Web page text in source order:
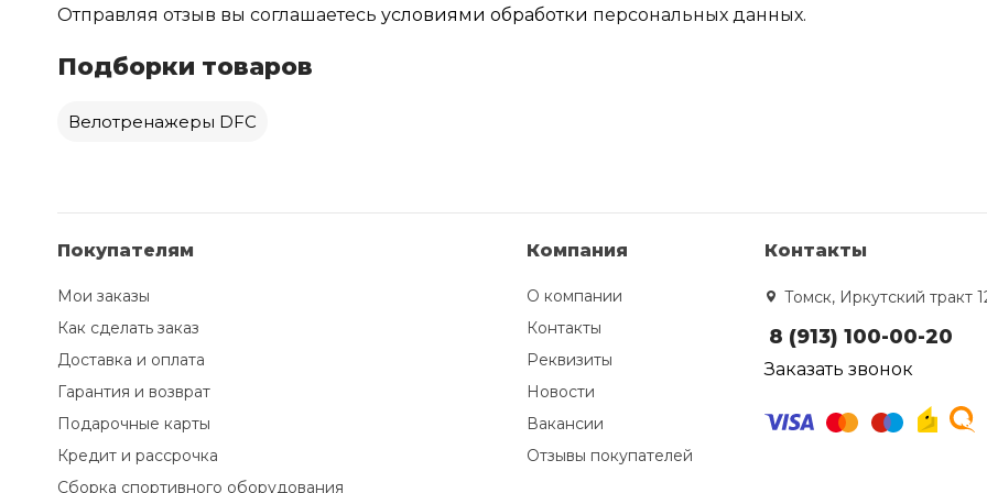
Отправляя отзыв вы соглашаетесь условиями обработки персональных данных.
Подборки товаров
Велотренажеры DFC
Покупателям
Мои заказы
Как сделать заказ
Доставка и оплата
Гарантия и возврат
Подарочные карты
Кредит и рассрочка
Сборка спортивного оборудования
Компания
О компании
Контакты
Реквизиты
Новости
Вакансии
Отзывы покупателей
Контакты
Томск, Иркутский тракт
8 (913) 100-00-20
Заказать звонок